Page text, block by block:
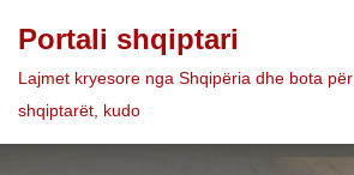
Skip
to
Portali shqiptari
Lajmet kryesore nga Shqipëria dhe bota për
shqiptarët, kudo